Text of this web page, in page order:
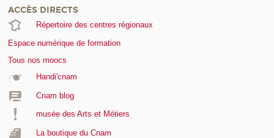
ACCÈS DIRECTS
Répertoire des centres régionaux
Espace numérique de formation
Tous nos moocs
Handi'cnam
Cnam blog
musée des Arts et Métiers
La boutique du Cnam